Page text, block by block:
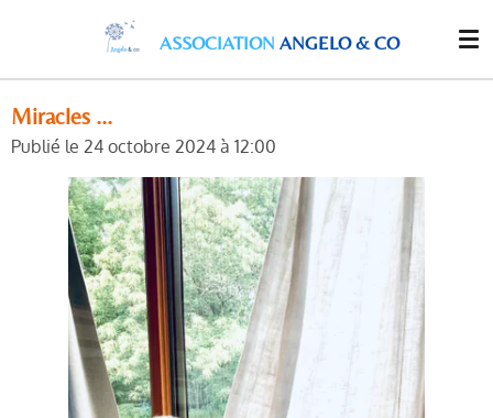
contenu
ASSOCIATION ANGELO & CO
Miracles ...
Publié le 24 octobre 2024 à 12:00